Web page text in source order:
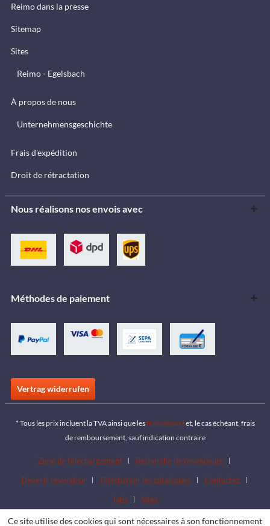
Reimo dans la presse
Sitemap
Sites
Reimo - Egelsbach
À propos de nous
Unternehmensgeschichte
Frais d'expédition
Droit de rétractation
Nous réalisons nos envois avec
Méthodes de paiement
Vertrag widerrufen
* Tous les prix incluent la TVA ainsi que lesfrais de portet, le cas échéant, frais
de remboursement, sauf indication contraire
Zone de téléchargement
Recherche de revendeurs
Devenir revendeur
Télécharger les catalogues
Contactez
Jobs
Sites
Ce site utilise des cookies qui sont nécessaires à son fonctionnement